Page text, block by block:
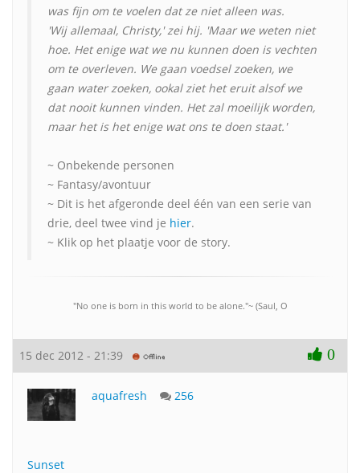
was fijn om te voelen dat ze niet alleen was.
'Wij allemaal, Christy,' zei hij. 'Maar we weten niet
hoe. Het enige wat we nu kunnen doen is vechten
om te overleven. We gaan voedsel zoeken, we
gaan water zoeken, ookal ziet het eruit alsof we
dat nooit kunnen vinden. Het zal moeilijk worden,
maar het is het enige wat ons te doen staat.'
~ Onbekende personen
~ Fantasy/avontuur
~ Dit is het afgeronde deel één van een serie van
drie, deel twee vind je hier.
~ Klik op het plaatje voor de story.
"No one is born in this world to be alone."~ (Saul, O
15 dec 2012 - 21:39 0
aquafresh 256
Sunset